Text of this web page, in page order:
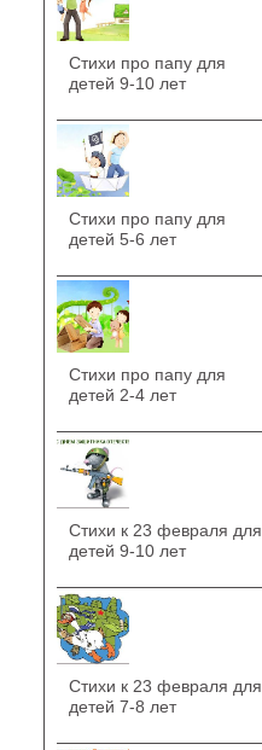
Стихи про папу для
детей 9-10 лет
Стихи про папу для
детей 5-6 лет
Стихи про папу для
детей 2-4 лет
Стихи к 23 февраля для
детей 9-10 лет
Стихи к 23 февраля для
детей 7-8 лет